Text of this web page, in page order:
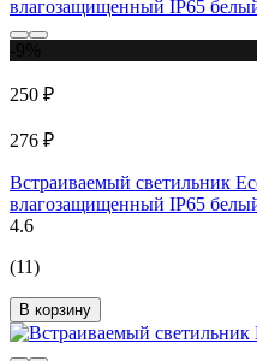
250 ₽
276 ₽
Встраиваемый светильник
влагозащищенный IP65
4.6
(11)
В корзину